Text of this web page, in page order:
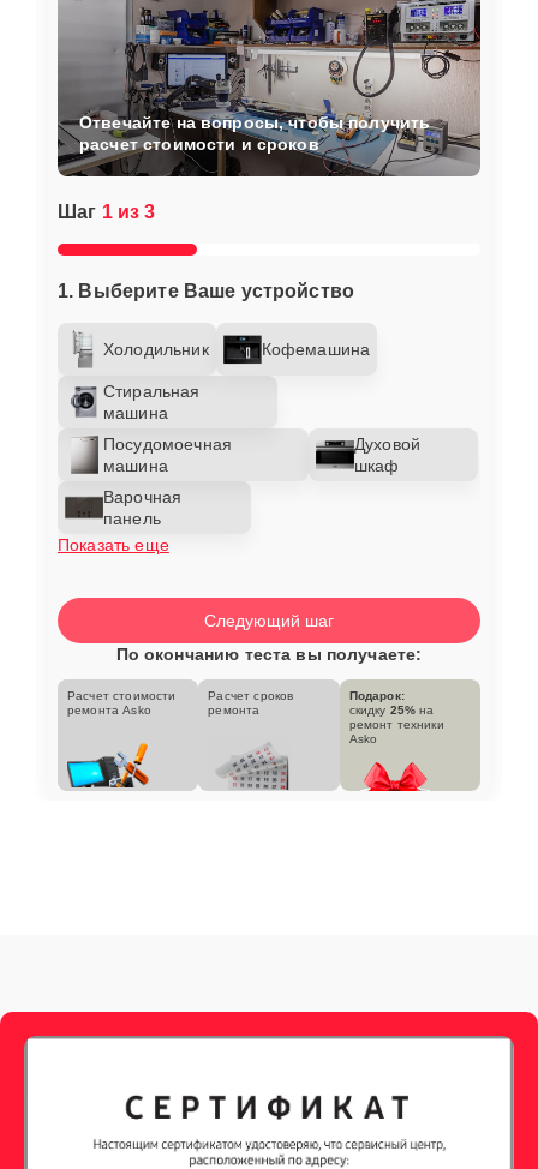
Шаг 1 из 3
1. Выберите Ваше устройство
Холодильник Кофемашина
Стиральная
машина
Посудомоечная
машина
Духовой
шкаф
Варочная
панель
Показать еще
Отвечайте на вопросы, чтобы получить
расчет стоимости и сроков
Следующий шаг
По окончанию теста вы получаете:
Расчет стоимости
ремонта Asko
Расчет сроков
ремонта
Подарок:
скидку 25% на
ремонт техники
Asko